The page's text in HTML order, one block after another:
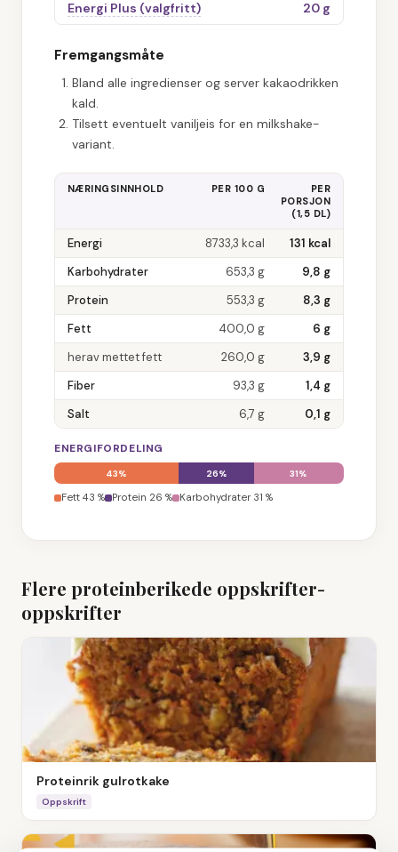
Energi Plus (valgfritt) 20 g
Fremgangsmåte
Bland alle ingredienser og server kakaodrikken
kald.
Tilsett eventuelt vaniljeis for en milkshake-
variant.
NÆRINGSINNHOLD PER 100 G
PER
PORSJON
(1,5 DL)
Energi 8733,3 kcal 131 kcal
Karbohydrater
653,3 g 9,8 g
Protein
553,3 g 8,3 g
Fett
400,0 g 6 g
herav mettet fett
260,0 g 3,9 g
Fiber
93,3 g 1,4 g
Salt
6,7 g 0,1 g
ENERGIFORDELING
43% 26% 31%
Fett 43 % Protein 26 % Karbohydrater 31 %
Flere proteinberikede oppskrifter-
oppskrifter
Proteinrik gulrotkake
Oppskrift